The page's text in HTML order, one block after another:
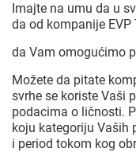
Imajte na umu da u
da od kompanije EVP
da Vam omogućimo
Možete da pitate
svrhe se koriste Vaši
podacima o ličnosti.
koju kategoriju Vaših
i period tokom kog